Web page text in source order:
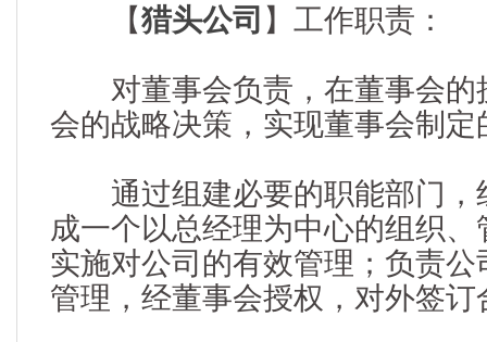
【猎头公司 】工作职责：
对董事会负责，在董事会的
会的战略决策，实现董事会制定
通过组建必要的职能部门，
成一个以总经理为中心的组织
实施对公司的有效管理；负责
管理，经董事会授权，对外签